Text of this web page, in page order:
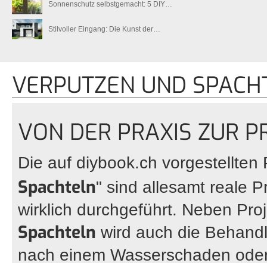
Sonnenschutz selbstgemacht: 5 DIY…
Stilvoller Eingang: Die Kunst der…
VERPUTZEN UND
VON DER PRAXIS ZUR
Die auf diybook.ch vorgestellten
Spachteln" sind allesamt reale
wirklich durchgeführt. Neben
Spachteln wird auch die
nach einem Wasserschaden